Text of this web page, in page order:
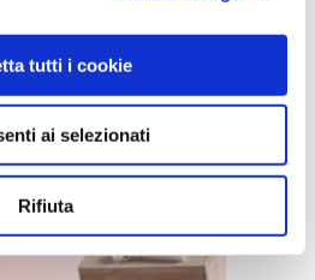
tutti i cookie
ai selezionati
Rifiuta
32X22X42CM.